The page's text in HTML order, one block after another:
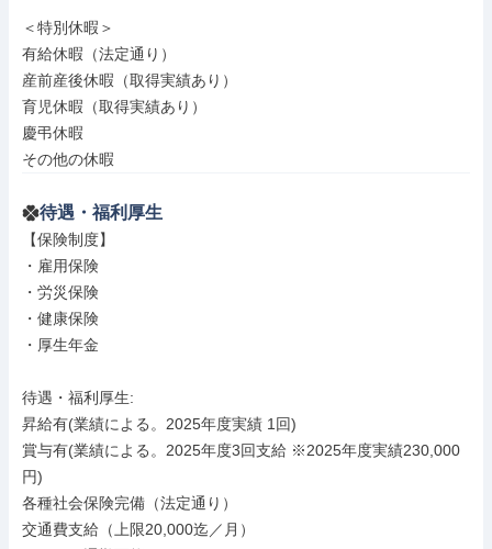
＜特別休暇＞
有給休暇（法定通り）
産前産後休暇（取得実績あり）
育児休暇（取得実績あり）
慶弔休暇
その他の休暇
待遇・福利厚生
【保険制度】
・雇用保険
・労災保険
・健康保険
・厚生年金
待遇・福利厚生:
昇給有(業績による。2025年度実績 1回)
賞与有(業績による。2025年度3回支給 ※2025年度実績230,000
円)
各種社会保険完備（法定通り）
交通費支給（上限20,000迄／月）